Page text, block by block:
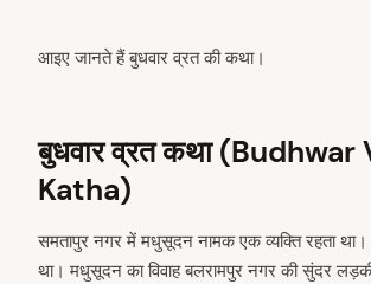
आइए जानते हैं बुधवार व्रत की कथा।
बुधवार व्रत कथा (Budhwar
Katha)
समतापुर नगर में मधुसूदन नामक एक व्यक्ति रहता
था। मधुसूदन का विवाह बलरामपुर नगर की सुंदर